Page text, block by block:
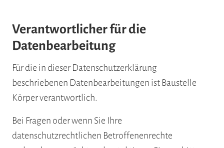
Verantwortlicher für die
Datenbearbeitung
Für die in dieser Datenschutzerklärung
beschriebenen Datenbearbeitungen ist Baustelle
Körper verantwortlich.
Bei Fragen oder wenn Sie Ihre
datenschutzrechtlichen Betroffenenrechte